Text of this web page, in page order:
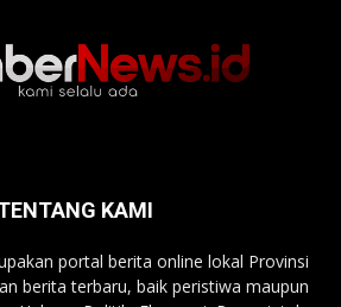
KAMI
portal berita online lokal Provinsi
berita terbaru, baik peristiwa maupun